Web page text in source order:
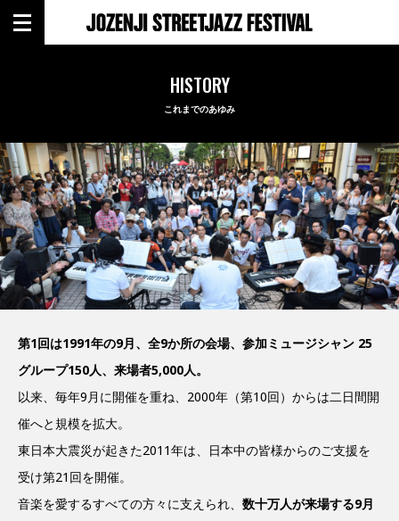
HISTORY
これまでのあゆみ
第1回は1991年の9月、全9か所の会場、参加ミュージシャン 25
グループ150人、来場者5,000人。
以来、毎年9月に開催を重ね、2000年（第10回）からは二日間開
催へと規模を拡大。
東日本大震災が起きた2011年は、日本中の皆様からのご支援を
受け第21回を開催。
音楽を愛するすべての方々に支えられ、 数十万人が来場する9月